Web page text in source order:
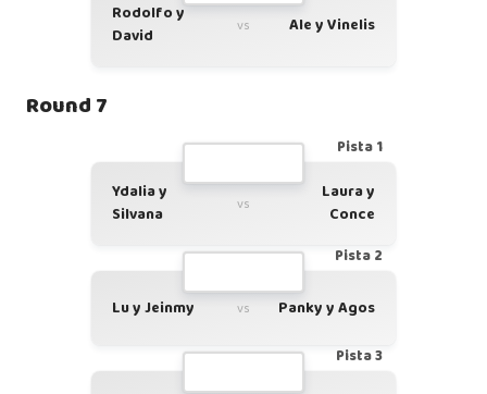
Rodolfo y
David
vs Ale y Vinelis
Round 7
Pista 1
Ydalia y
Silvana
vs
Laura y
Conce
Pista 2
Lu y Jeinmy vs Panky y Agos
Pista 3